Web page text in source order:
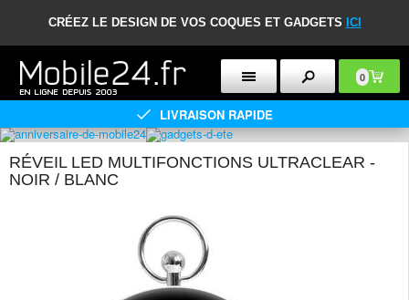
CRÉEZ LE DESIGN DE VOS COQUES ET GADGETS ICI
0
LIVRAISON RAPIDE
RÉVEIL LED MULTIFONCTIONS ULTRACLEAR -
NOIR / BLANC